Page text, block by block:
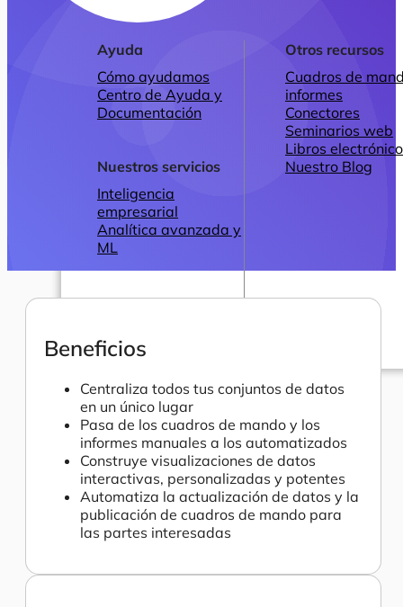
Ayuda
Cómo ayudamos
Centro de Ayuda y
Documentación
Nuestros servicios
Inteligencia
empresarial
Analítica avanzada y
ML
Otros recursos
Cuadros de
informes
Conectores
Seminarios web
Libros
Nuestro Blog
Beneficios
Centraliza todos tus conjuntos de datos
en un único lugar
Pasa de los cuadros de mando y los
informes manuales a los automatizados
Construye visualizaciones de datos
interactivas, personalizadas y potentes
Automatiza la actualización de datos y la
publicación de cuadros de mando para
las partes interesadas